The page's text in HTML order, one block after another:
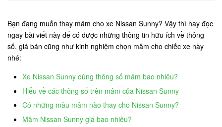
Bạn đang muốn thay mâm cho xe Nissan Sunny? Vậy thì hay đọc
ngay bài viết này để có được những thông tin hữu ích về thông
số, giá bán cũng như kinh nghiệm chọn mâm cho chiếc xe này
nhé:
Xe Nissan Sunny dùng thông số mâm bao nhiêu?
Hiểu về các thông số trên mâm của Nissan Sunny
Có những mẫu mâm nào thay cho Nissan Sunny?
Mâm Nissan Sunny giá bao nhiêu?